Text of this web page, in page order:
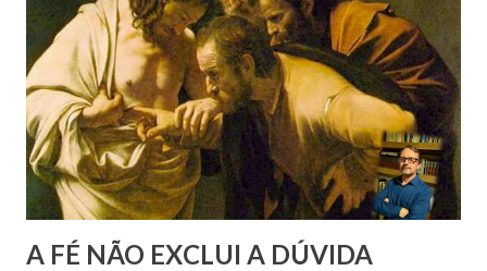
A FÉ NÃO EXCLUI A DÚVIDA